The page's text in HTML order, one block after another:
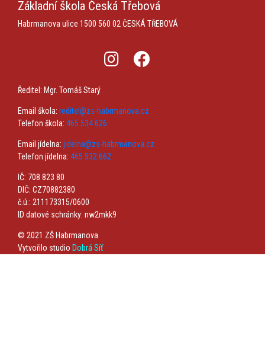
Základní škola Česká Třebová
Habrmanova ulice 1500 560 02 ČESKÁ TŘEBOVÁ
Ředitel: Mgr. Tomáš Starý
Email škola: reditel@zs-habrmanova.cz
Telefon škola: 465 534 626
Email jídelna: jidelna@zs-habrmanova.cz
Telefon jídelna: 465 532 662
IČ: 708 823 80
DIČ: CZ70882380
č.ú.: 211173315/0600
ID datové schránky: nw2mkk9
© 2021 ZŠ Habrmanova
Vytvořilo studio Dobrá Síť